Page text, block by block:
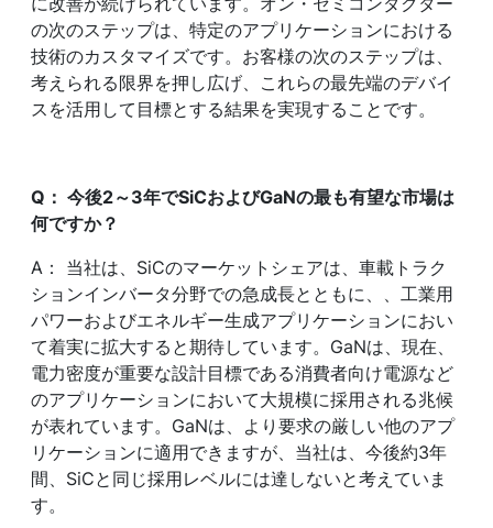
の次のステップは、特定のアプリケーションにおける
技術のカスタマイズです。お客様の次のステップは、
考えられる限界を押し広げ、これらの最先端のデバイ
スを活用して目標とする結果を実現することです。
Q ： 今後2～3年でSiCおよびGaNの最も有望な市場は
何ですか？
A： 当社は、SiCのマーケットシェアは、車載トラク
ションインバータ分野での急成長とともに、、工業用
パワーおよびエネルギー生成アプリケーションにおい
て着実に拡大すると期待しています。GaNは、現在、
電力密度が重要な設計目標である消費者向け電源など
のアプリケーションにおいて大規模に採用される兆候
が表れています。GaNは、より要求の厳しい他のアプ
リケーションに適用できますが、当社は、今後約3年
間、SiCと同じ採用レベルには達しないと考えていま
す。